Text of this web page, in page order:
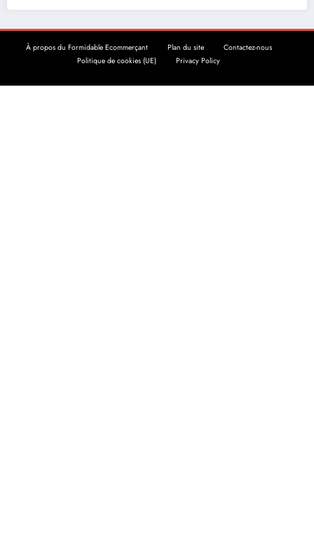
À propos du Formidable Ecommerçant Plan du site
Contactez-nous
Politique de cookies (UE)
Privacy Policy